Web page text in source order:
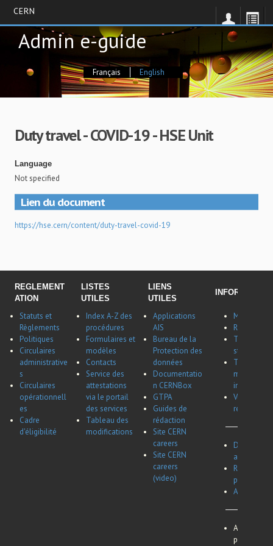
CERN
Admin e-guide
Français English
Duty travel - COVID-19 - HSE Unit
Language
Not specified
Lien du document
https://hse.cern/content/duty-travel-covid-19
REGLEMENT
ATION
LISTES
UTILES
LIENS
UTILES
Statuts et
Règlements
Politiques
Circulaires
administrative
s
Circulaires
opérationnell
es
Cadre
d'éligibilité
Index A-Z des
procédures
Formulaires et
modèles
Contacts
Service des
attestations
via le portail
des services
Tableau des
modifications
Applications
AIS
Bureau de la
Protection des
données
Documentatio
n CERNBox
GTPA
Guides de
rédaction
Site CERN
careers
Site CERN
careers
(video)
Membres
Tableau
stagiaires,
Tableau
maladie et
invalidité
Vue
Dates des
associés
pour les
Aperçu du
Avis de
personnel